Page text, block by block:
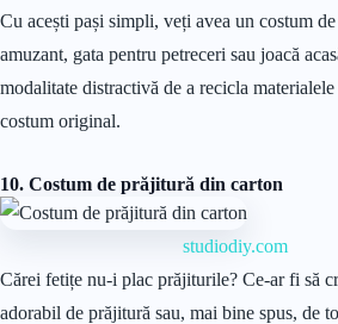
Cu acești pași simpli, veți avea un costum
amuzant, gata pentru petreceri sau joacă
modalitate distractivă de a recicla materialele
costum original.
10. Costum de prăjitură din carton
studiodiy.com
Cărei fetițe nu-i plac prăjiturile? Ce-ar fi să
adorabil de prăjitură sau, mai bine spus, de